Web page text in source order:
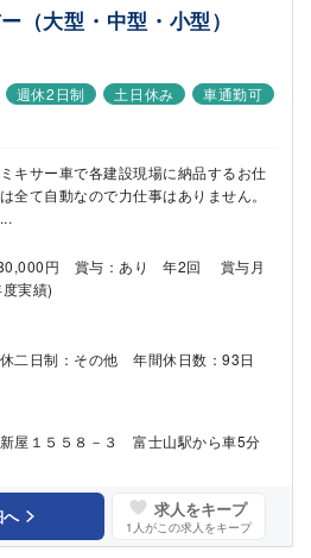
（大型・中型・小型）
週休2日制 土日休み
車通勤可
キサー車で各建設現場に納品するお仕
全て自動なので力仕事はありません。
円 賞与：あり 年2回 賞与月
実績)
二日制：その他 年間休日数：93日
屋１５５８－３ 富士山駅から車5分
求人をキープ
1 人がこの求人をキープ